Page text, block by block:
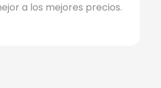
a los mejores precios.